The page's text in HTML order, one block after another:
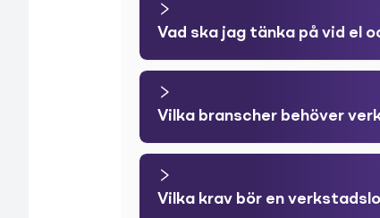
Vad ska jag tänka på vid el
Vilka branscher behöver
Vilka krav bör en